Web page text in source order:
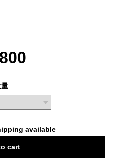
available
cart